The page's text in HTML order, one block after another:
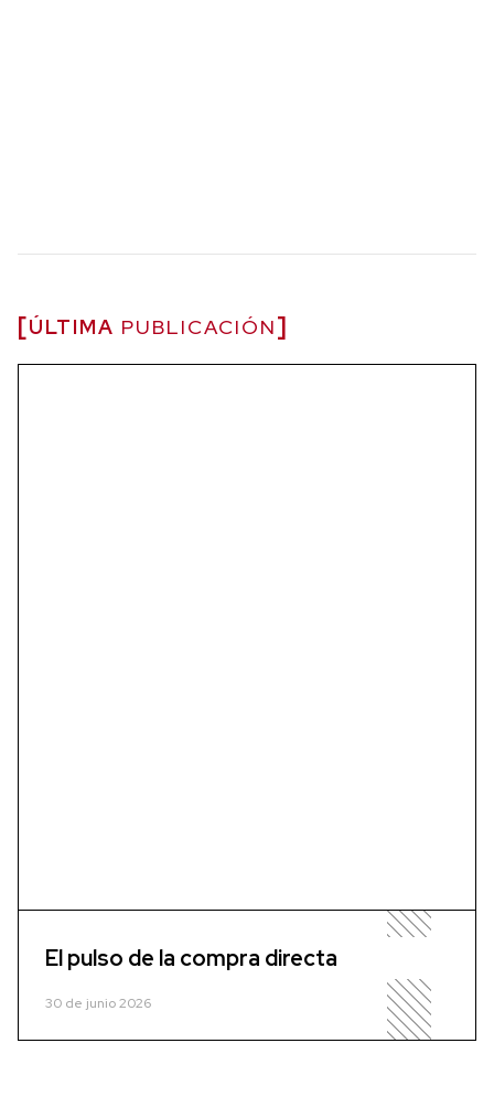
ÚLTIMA PUBLICACIÓN
El pulso de la compra directa
30 de junio 2026